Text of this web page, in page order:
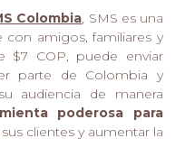
Colombia, SMS es una
amigos, familiares y
$7 COP, puede enviar
parte de Colombia y
audiencia de manera
poderosa para
clientes y aumentar la